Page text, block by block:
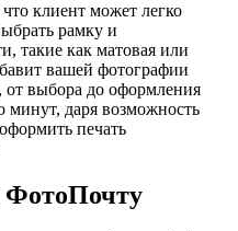
клиент может легко
рамку и
такие как матовая или
вашей фотографии
от выбора до оформления
минут, даря возможность
печать